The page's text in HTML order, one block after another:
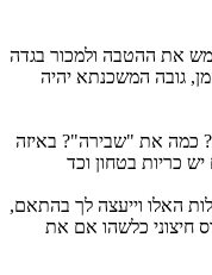
את ההטבה ולמכור בגדה
גובה המשכנתא יהיה
כמה את "שבירה"? באיזה
כריות בטחון וכד
האלו וייעצה לך בהתאם,
חיצוני כלשהו אם את